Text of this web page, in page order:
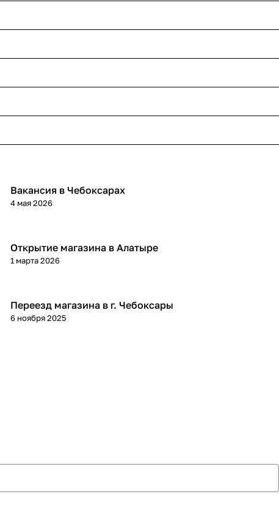
Вакансия в Чебоксарах
4 мая 2026
Открытие магазина в Алатыре
1 марта 2026
Переезд магазина в г. Чебоксары
6 ноября 2025